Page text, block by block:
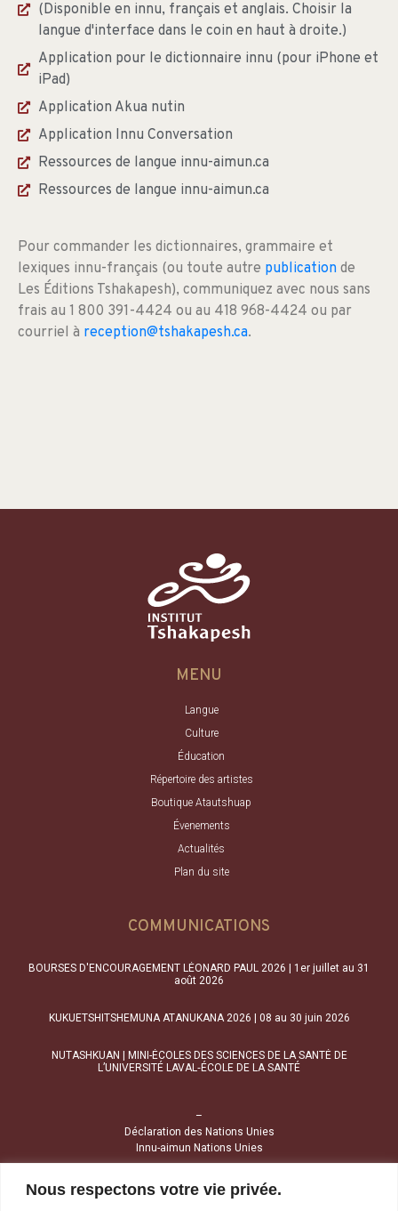
Nous respectons votre vie privée.
(Disponible en innu, français et anglais. Choisir la
langue d'interface dans le coin en haut à droite.)
Application pour le dictionnaire innu (pour iPhone et
iPad)
Application Akua nutin
Application Innu Conversation
Ressources de langue innu-aimun.ca
Ressources de langue innu-aimun.ca
Pour commander les dictionnaires, grammaire et
lexiques innu-français (ou toute autre publication de
Les Éditions Tshakapesh), communiquez avec nous sans
frais au 1 800 391-4424 ou au 418 968-4424 ou par
courriel à reception@tshakapesh.ca.
MENU
Langue
Culture
Éducation
Répertoire des artistes
Boutique Atautshuap
Évenements
Actualités
Plan du site
COMMUNICATIONS
BOURSES D'ENCOURAGEMENT LÉONARD PAUL 2026 | 1er juillet au 31
août 2026
KUKUETSHITSHEMUNA ATANUKANA 2026 | 08 au 30 juin 2026
NUTASHKUAN | MINI-ÉCOLES DES SCIENCES DE LA SANTÉ DE
L’UNIVERSITÉ LAVAL‑ÉCOLE DE LA SANTÉ
–
Déclaration des Nations Unies
Innu-aimun Nations Unies
NOUS JOINDRE